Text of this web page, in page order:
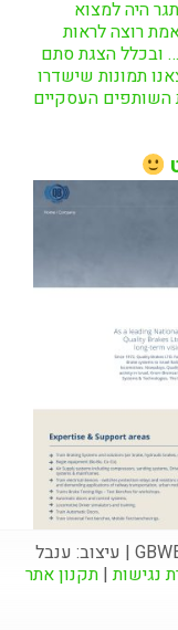
היה למצוא
רוצה לראות
ובכלל הצגת סתם
תמונות שישדרו
השותפים העסקיים
© כל הזכויות שמורות לGBWEB | פיתוח: GBWEB | עיצוב: ענבל
נגישות| תקנון אתר